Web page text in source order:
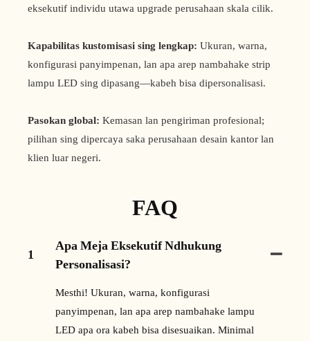
eksekutif individu utawa upgrade perusahaan skala cilik.
Kapabilitas kustomisasi sing lengkap: Ukuran, warna,
konfigurasi panyimpenan, lan apa arep nambahake strip
lampu LED sing dipasang—kabeh bisa dipersonalisasi.
Pasokan global: Kemasan lan pengiriman profesional;
pilihan sing dipercaya saka perusahaan desain kantor lan
klien luar negeri.
FAQ
1
Apa Meja Eksekutif Ndhukung
Personalisasi?
Mesthi! Ukuran, warna, konfigurasi
panyimpenan, lan apa arep nambahake lampu
LED apa ora kabeh bisa disesuaikan. Minimal